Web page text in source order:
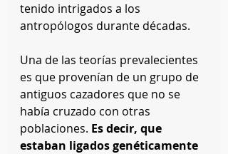
tenido intrigados a los
antropólogos durante décadas.
Una de las teorías prevalecientes
es que provenían de un grupo de
antiguos cazadores que no se
había cruzado con otras
poblaciones. Es decir, que
estaban ligados genéticamente